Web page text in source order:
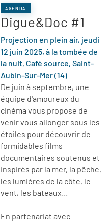
AGENDA
Digue&Doc #1
Projection en plein air, jeudi
12 juin 2025, à la tombée de
la nuit, Café source, Saint-
Aubin-Sur-Mer (14)
De juin à septembre, une
équipe d'amoureux du
cinéma vous propose de
venir vous allonger sous les
étoiles pour découvrir de
formidables films
documentaires soutenus et
inspirés par la mer, la pêche,
les lumières de la côte, le
vent, les bateaux...
En partenariat avec